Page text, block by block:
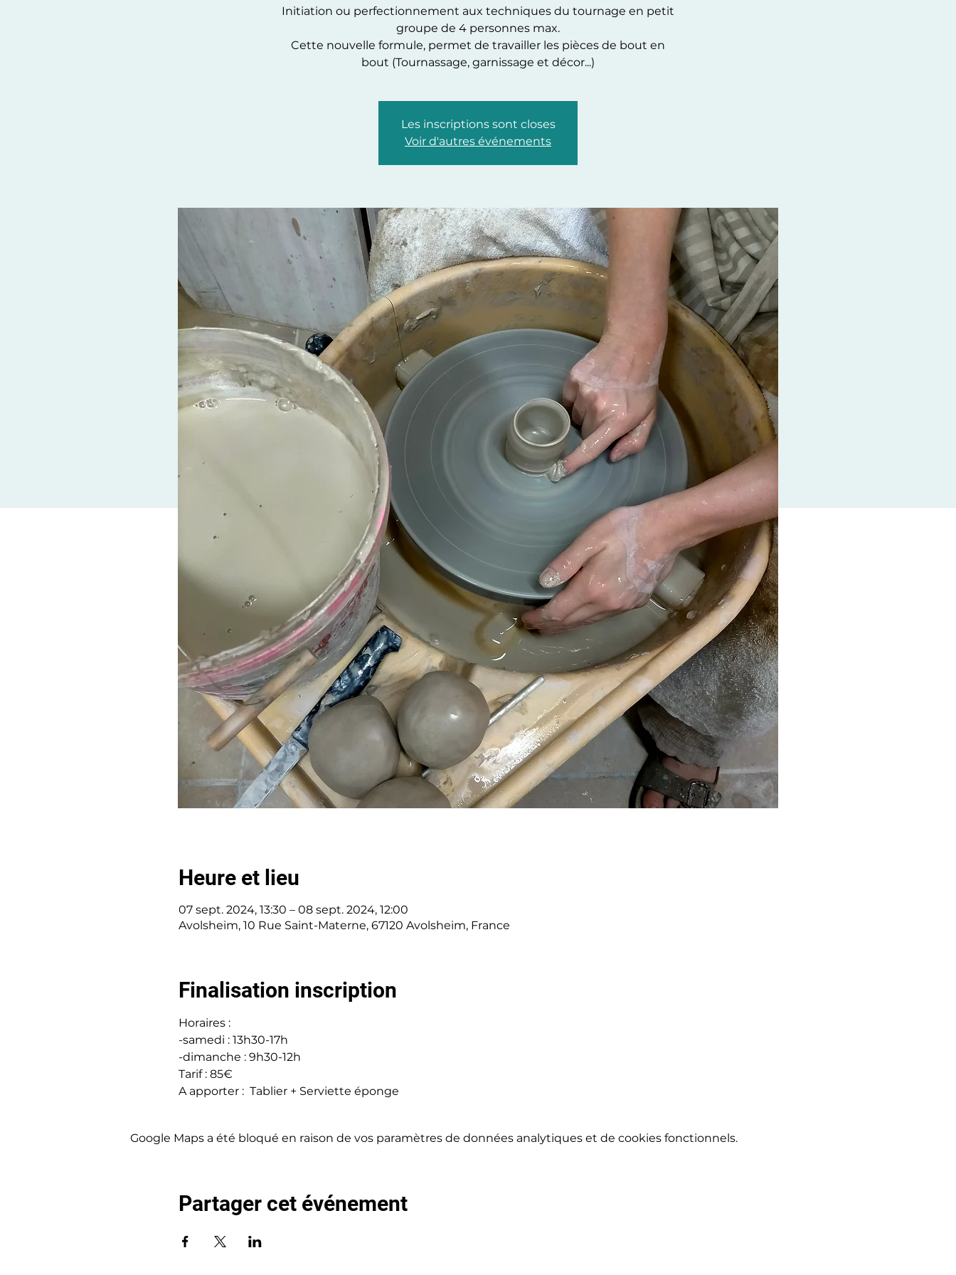
Initiation ou perfectionnement aux techniques du tournage en petit
groupe de 4 personnes max.
Cette nouvelle formule, permet de travailler les pièces de bout en
Les inscriptions sont closes
Voir d'autres événements
Heure et lieu
07 sept. 2024, 13:30 – 08 sept. 2024, 12:00
Avolsheim, 10 Rue Saint-Materne, 67120 Avolsheim, France
Finalisation inscription
Horaires :
-samedi : 13h30-17h
-dimanche : 9h30-12h
Tarif : 85€
A apporter :  Tablier + Serviette éponge
Google Maps a été bloqué en raison de vos paramètres de données analytiques et de cookies fonctionnels.
Partager cet événement